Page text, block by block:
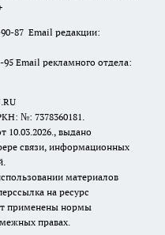
87 Email редакции:
Email рекламного отдела:
№: 7378360181.
10.03.2026., выдано
связи, информационных
материалов
на ресурс
применены нормы
правах.